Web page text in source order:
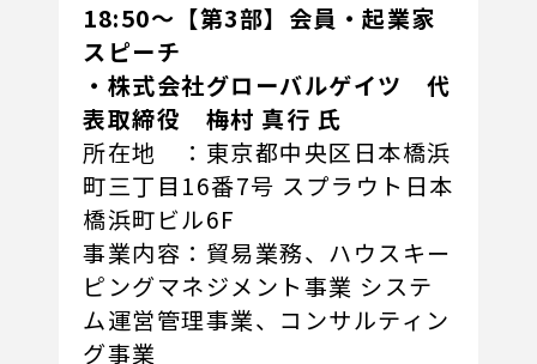
18:50～【第3部】会員・起業家
スピーチ
・株式会社グローバルゲイツ 代
表取締役 梅村 真行 氏
所在地 ：東京都中央区日本橋浜
町三丁目16番7号 スプラウト日本
橋浜町ビル6F
事業内容：貿易業務、ハウスキー
ピングマネジメント事業 システ
ム運営管理事業、コンサルティン
グ事業